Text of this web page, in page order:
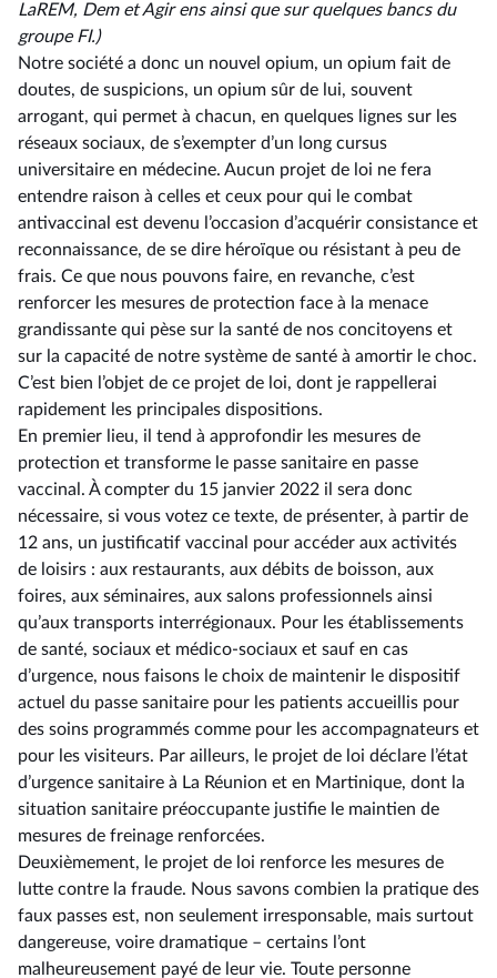
LaREM, Dem et Agir ens ainsi que sur quelques bancs du
groupe FI.)
Notre société a donc un nouvel opium, un opium fait de
doutes, de suspicions, un opium sûr de lui, souvent
arrogant, qui permet à chacun, en quelques lignes sur les
réseaux sociaux, de s’exempter d’un long cursus
universitaire en médecine. Aucun projet de loi ne fera
entendre raison à celles et ceux pour qui le combat
antivaccinal est devenu l’occasion d’acquérir consistance et
reconnaissance, de se dire héroïque ou résistant à peu de
frais. Ce que nous pouvons faire, en revanche, c’est
renforcer les mesures de protection face à la menace
grandissante qui pèse sur la santé de nos concitoyens et
sur la capacité de notre système de santé à amortir le choc.
C’est bien l’objet de ce projet de loi, dont je rappellerai
rapidement les principales dispositions.
En premier lieu, il tend à approfondir les mesures de
protection et transforme le passe sanitaire en passe
vaccinal. À compter du 15 janvier 2022 il sera donc
nécessaire, si vous votez ce texte, de présenter, à partir de
12 ans, un justificatif vaccinal pour accéder aux activités
de loisirs : aux restaurants, aux débits de boisson, aux
foires, aux séminaires, aux salons professionnels ainsi
qu’aux transports interrégionaux. Pour les établissements
de santé, sociaux et médico-sociaux et sauf en cas
d’urgence, nous faisons le choix de maintenir le dispositif
actuel du passe sanitaire pour les patients accueillis pour
des soins programmés comme pour les accompagnateurs et
pour les visiteurs. Par ailleurs, le projet de loi déclare l’état
d’urgence sanitaire à La Réunion et en Martinique, dont la
situation sanitaire préoccupante justifie le maintien de
mesures de freinage renforcées.
Deuxièmement, le projet de loi renforce les mesures de
lutte contre la fraude. Nous savons combien la pratique des
faux passes est, non seulement irresponsable, mais surtout
dangereuse, voire dramatique –⁠ certains l’ont
malheureusement payé de leur vie. Toute personne